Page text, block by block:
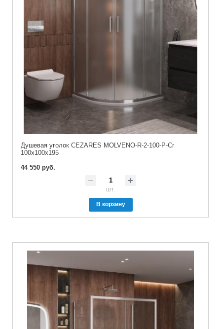
Душевая уголок CEZARES MOLVENO-R-2-100-P-Cr
100x100x195
44 550 руб.
шт.
В корзину